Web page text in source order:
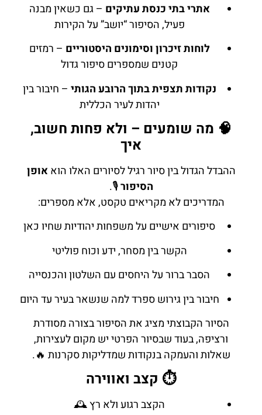
אתרי בתי כנסת עתיקים – גם כשאין מבנה
פעיל, הסיפור “יושב” על הקירות
לוחות זיכרון וסימונים היסטוריים – רמזים
קטנים שמספרים סיפור גדול
נקודות תצפית בתוך הרובע הגותי – חיבור בין
יהדות לעיר הכללית
🧠 מה שומעים – ולא פחות חשוב,
איך
ההבדל הגדול בין סיור רגיל לסיורים האלו הואאופן
הסיפור🎙️.
המדריכים לא מקריאים טקסט, אלא מספרים:
סיפורים אישיים על משפחות יהודיות שחיו כאן
הקשר בין מסחר, ידע וכוח פוליטי
הסבר ברור על היחסים עם השלטון והכנסייה
חיבור בין גירוש ספרד למה שנשאר בעיר עד היום
הסיור הקבוצתי מציג את הסיפור בצורה מסודרת
ורציפה, בעוד שבסיור הפרטי יש מקום לעצירות,
שאלות והעמקה בנקודות שמדליקות סקרנות 🔥.
⏱️ קצב ואווירה
הקצב רגוע ולא רץ 🕰️